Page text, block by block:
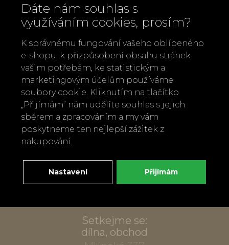
Zavolejte nám
Napište nám
info@bylobylibo.cz
Setkejme se:
dílna, obchod
Dáte nám souhlas s
využíváním cookies, prosím?
K správnému fungování vašeho oblíbeného
e-shopu, k přizpůsobení obsahu stránek
vašim potřebám, ke statistickým a
marketingovým účelům používáme
soubory cookie. Kliknutím na tlačítko
„Přijímám“ nám udělíte souhlas s jejich
sběrem a zpracováním a my vám
poskytneme ten nejlepší zážitek z
nakupování.
Nastavení Přijímám